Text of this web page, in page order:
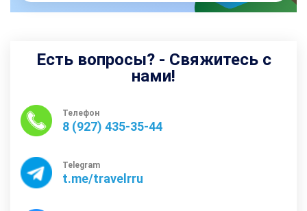
Есть вопросы? - Свяжитесь с
нами!
Телефон
8 (927) 435-35-44
Telegram
t.me/travelrru